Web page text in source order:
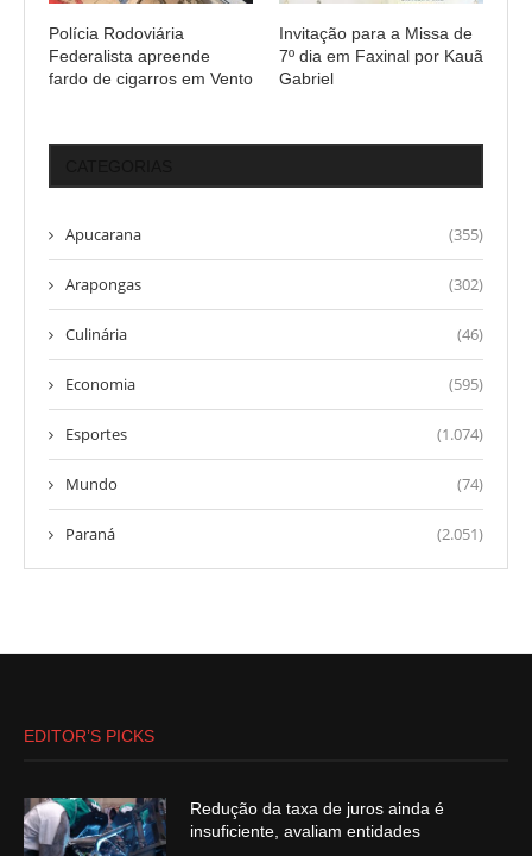
Polícia Rodoviária
Federalista apreende
fardo de cigarros em Vento
Invitação para a Missa de
7º dia em Faxinal por Kauã
Gabriel
Apucarana (355)
Arapongas (302)
Culinária (46)
Economia (595)
Esportes (1.074)
Mundo (74)
Paraná (2.051)
EDITOR’S PICKS
Redução da taxa de juros ainda é
insuficiente, avaliam entidades